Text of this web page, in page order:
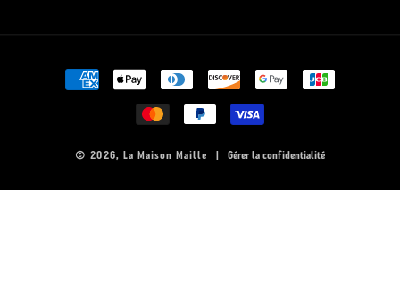
Moyens
© 2026, La Maison Maille | Gérer la confidentialité